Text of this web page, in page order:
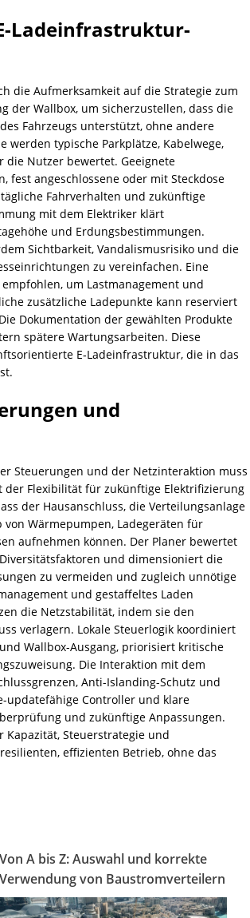
Ladeinfrastruktur-
die Aufmerksamkeit auf die Strategie zum
der Wallbox, um sicherzustellen, dass die
Fahrzeugs unterstützt, ohne andere
werden typische Parkplätze, Kabelwege,
Nutzer bewertet. Geeignete
fest angeschlossene oder mit Steckdose
Fahrverhalten und zukünftige
mit dem Elektriker klärt
und Erdungsbestimmungen.
Sichtbarkeit, Vandalismusrisiko und die
zu vereinfachen. Eine
um Lastmanagement und
zusätzliche Ladepunkte kann reserviert
Dokumentation der gewählten Produkte
spätere Wartungsarbeiten. Diese
E‑Ladeinfrastruktur, die in das
und
Steuerungen und der Netzinteraktion muss
Flexibilität für zukünftige Elektrifizierung
der Hausanschluss, die Verteilungsanlage
Wärmepumpen, Ladegeräten für
aufnehmen können. Der Planer bewertet
und dimensioniert die
zu vermeiden und zugleich unnötige
und gestaffeltes Laden
die Netzstabilität, indem sie den
verlagern. Lokale Steuerlogik koordiniert
Wallbox-Ausgang, priorisiert kritische
Die Interaktion mit dem
Anti-Islanding-Schutz und
updatefähige Controller und klare
und zukünftige Anpassungen.
Steuerstrategie und
effizienten Betrieb, ohne das
Von A bis Z: Auswahl und korrekte
Verwendung von Baustromverteilern